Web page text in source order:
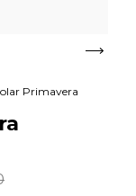
Primavera